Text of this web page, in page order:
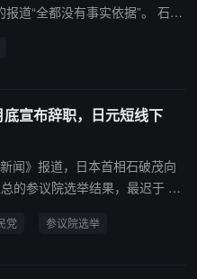
“全都没有事实依据”。 石破
体关于其打算辞职的报道完全
将于 7 月 31 日举行党内会
一根稻草。日本资产市场情绪
日元上下波动，试图平衡贸易
）
宣布辞职，日元短线下
闻》报道，日本首相石破茂向
的参议院选举结果，最迟于 8
文雄举行会谈，就个人去留问
党 参议院选举